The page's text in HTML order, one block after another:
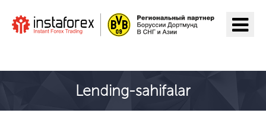
Lending-sahifalar